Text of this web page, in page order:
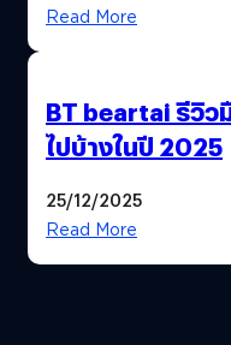
Read More
BT beartai รีวิว
ไปบ้างในปี 2025
25/12/2025
Read More